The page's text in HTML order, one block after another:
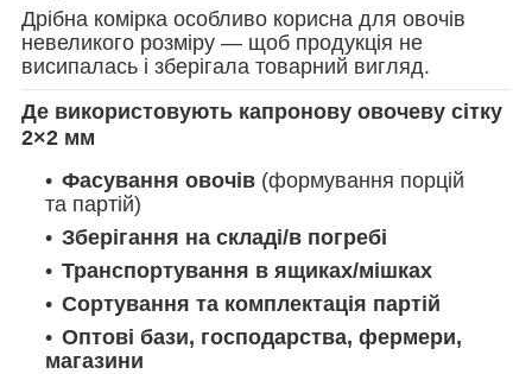
Дрібна комірка особливо корисна для овочів
невеликого розміру — щоб продукція не
висипалась і зберігала товарний вигляд.
Де використовують капронову овочеву сітку
2×2 мм
Фасування овочів (формування порцій
та партій)
Зберігання на складі/в погребі
Транспортування в ящиках/мішках
Сортування та комплектація партій
Оптові бази, господарства, фермери,
магазини